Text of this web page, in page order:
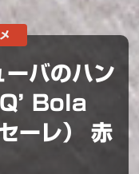
ーバのハン
Bola
ーレ） 赤